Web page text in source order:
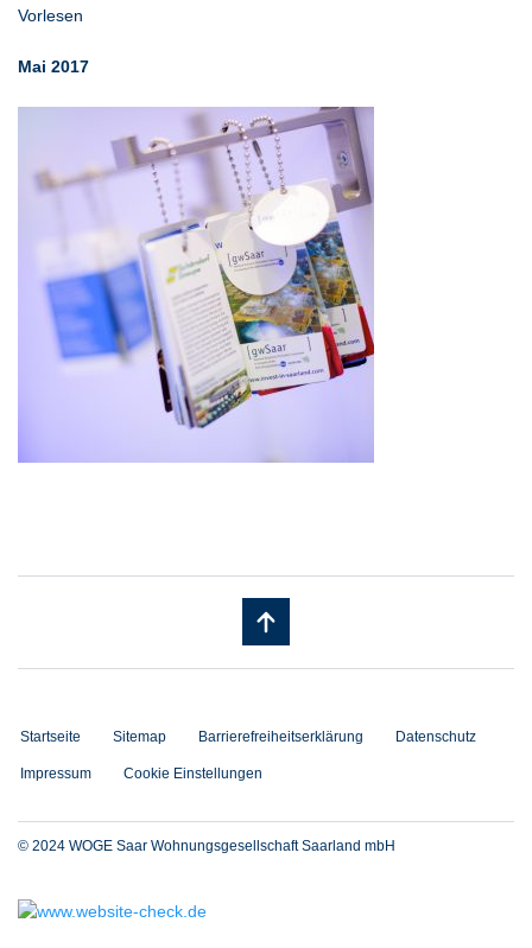
Vorlesen
Mai 2017
Startseite Sitemap Barrierefreiheitserklärung Datenschutz
Impressum Cookie Einstellungen
© 2024 WOGE Saar Wohnungsgesellschaft Saarland mbH